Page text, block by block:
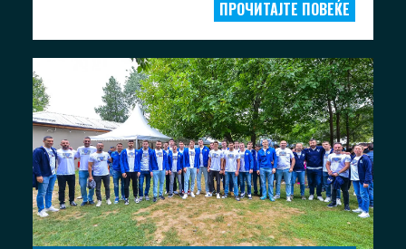
ПРОЧИТАЈТЕ ПОВЕЌЕ